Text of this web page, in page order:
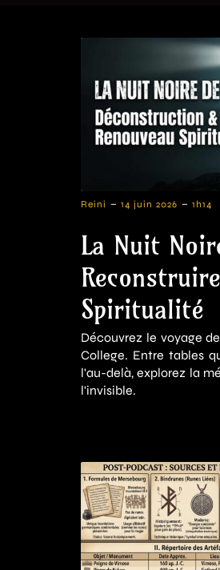
Reini - 14 juin 2026 - 1h14
La Nuit
Spiritualité
Découvrez le voyage
College. Entre tables
l'au-delà, explorez la
l'invisible.